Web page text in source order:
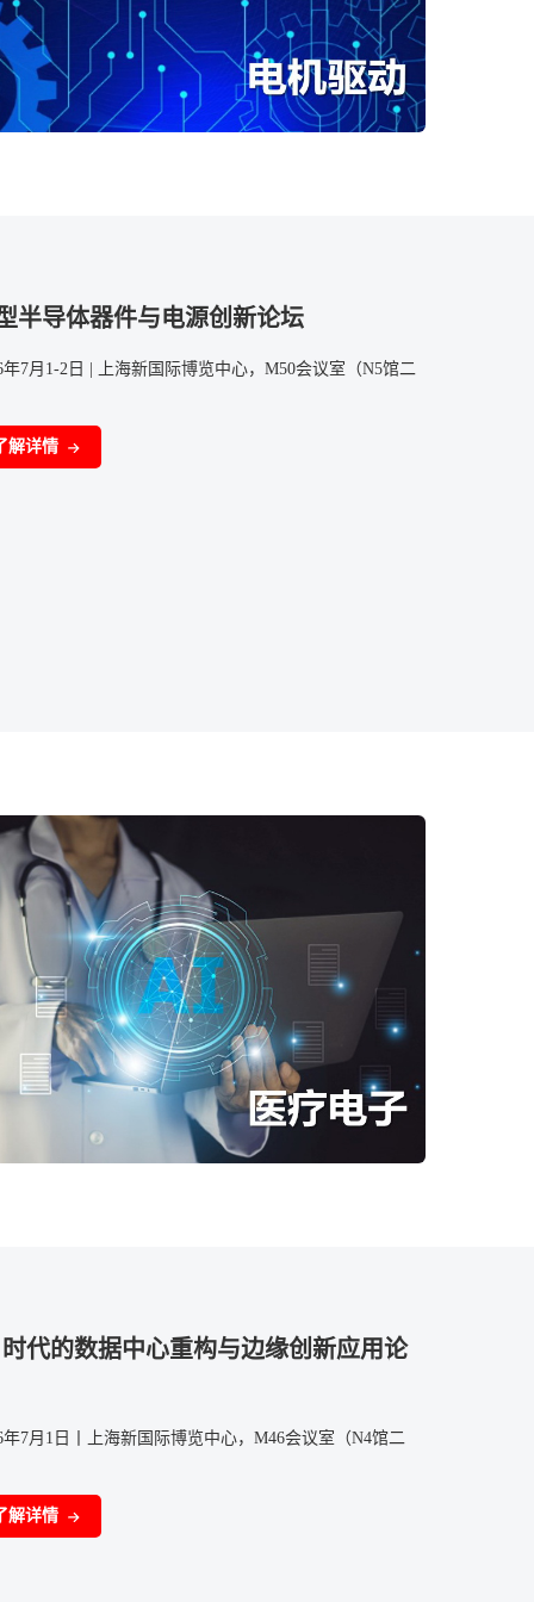
半导体器件与电源创新论坛
年7月1-2日 | 上海新国际博览中心，M50会议室（N5馆二
解详情
代的数据中心重构与边缘创新应用论
年7月1日丨上海新国际博览中心，M46会议室（N4馆二
解详情